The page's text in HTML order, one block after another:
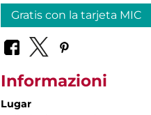
Gratis con la tarjeta MIC
Informazioni
Lugar